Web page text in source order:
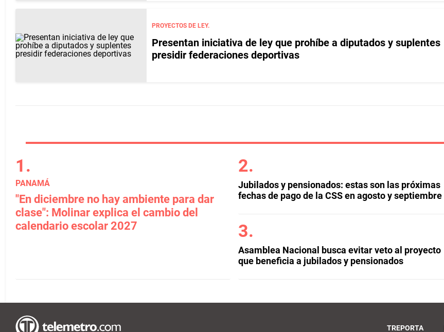
PROYECTOS DE LEY.
Presentan iniciativa de ley que prohíbe a diputados y suplentes
presidir federaciones deportivas
PANAMÁ
"En diciembre no hay ambiente para dar
clase": Molinar explica el cambio del
calendario escolar 2027
Jubilados y pensionados: estas son las próximas
fechas de pago de la CSS en agosto y septiembre
Asamblea Nacional busca evitar veto al proyecto
que beneficia a jubilados y pensionados
TREPORTA